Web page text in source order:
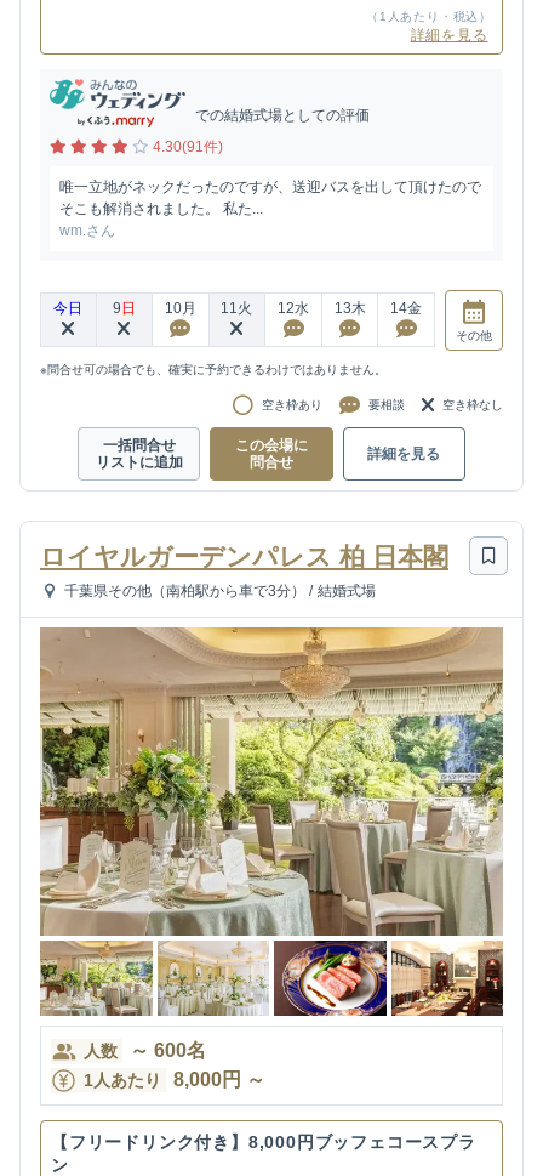
（1人あたり・税込）
詳細を見る
での結婚式場としての評価
4.30(91件)
唯一立地がネックだったのですが、送迎バスを出して頂けたので
そこも解消されました。 私た...
wm.さん
今日 9 日 10月 11火 12水 13木 14金
その他
※問合せ可の場合でも、確実に予約できるわけではありません。
空き枠あり 要相談 空き枠なし
一括問合せ
リストに追加
この会場に
問合せ
詳細を見る
ロイヤルガーデンパレス 柏 日本閣
千葉県その他（南柏駅から車で3分） / 結婚式場
人数 ～ 600名
1人あたり 8,000円 ～
【フリードリンク付き】8,000円ブッフェコースプラ
ン